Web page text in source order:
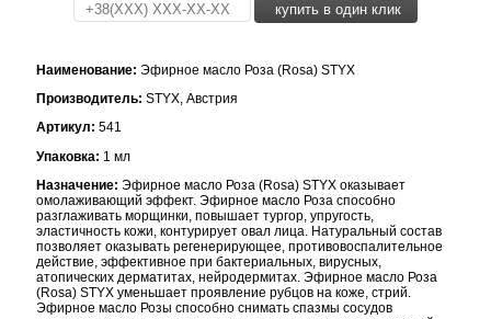
купить в один клик
Наименование: Эфирное масло Роза (Rosa) STYX
Производитель: STYX, Австрия
Артикул: 541
Упаковка: 1 мл
Назначение: Эфирное масло Роза (Rosa) STYX оказывает
омолаживающий эффект. Эфирное масло Роза способно
разглаживать морщинки, повышает тургор, упругость,
эластичность кожи, контурирует овал лица. Натуральный состав
позволяет оказывать регенерирующее, противовоспалительное
действие, эффективное при бактериальных, вирусных,
атопических дерматитах, нейродермитах. Эфирное масло Роза
(Rosa) STYX уменьшает проявление рубцов на коже, стрий.
Эфирное масло Розы способно снимать спазмы сосудов